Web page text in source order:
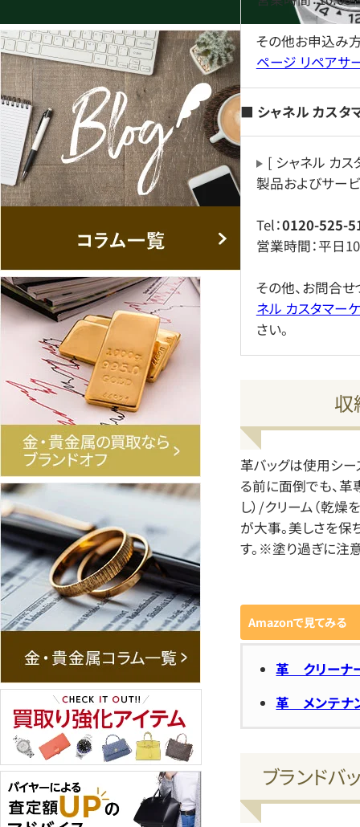
その他お申込み
ページ リペアサ
■ シャネル カスタ
[ シャネル カ
製品およびサー
Tel：0120-525-
営業時間：平日
その他、お問合
ネル カスタマー
さい。
収
革バッグは使用シー
る前に面倒でも、
し）/クリーム（乾
が大事。美しさを保
す。※塗り過ぎに注
Amazonで見てみる
革 クリーナ
革 メンテナ
ブランドバ